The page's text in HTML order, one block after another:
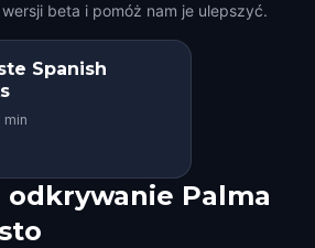
beta i pomóż nam je ulepszyć.
Spanish
min
odkrywanie Palma